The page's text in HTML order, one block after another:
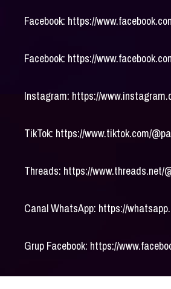
Facebook: https://
Facebook: https://
Instagram: https://
TikTok: https://www.tiktok.com/
Threads: https://www.threads.net/
Canal WhatsApp: https://
Grup Facebook: https://